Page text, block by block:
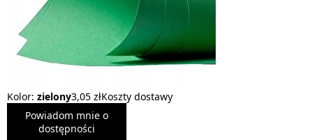
Kolor: zielony3,05 złKoszty dostawy
Powiadom mnie o
dostępności